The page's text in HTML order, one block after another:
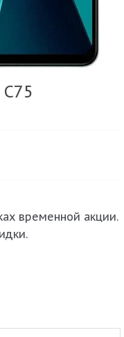
временной акции.